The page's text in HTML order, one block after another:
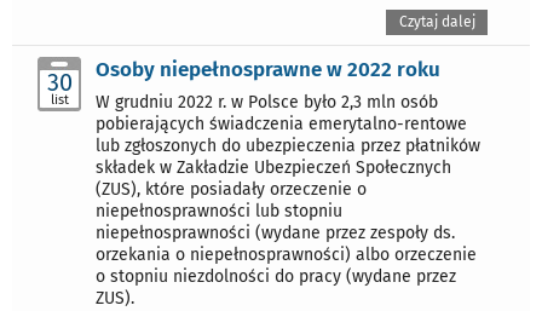
Czytaj dalej
30
list
Osoby niepełnosprawne w 2022 roku
W grudniu 2022 r. w Polsce było 2,3 mln osób
pobierających świadczenia emerytalno-rentowe
lub zgłoszonych do ubezpieczenia przez płatników
składek w Zakładzie Ubezpieczeń Społecznych
(ZUS), które posiadały orzeczenie o
niepełnosprawności lub stopniu
niepełnosprawności (wydane przez zespoły ds.
orzekania o niepełnosprawności) albo orzeczenie
o stopniu niezdolności do pracy (wydane przez
ZUS).